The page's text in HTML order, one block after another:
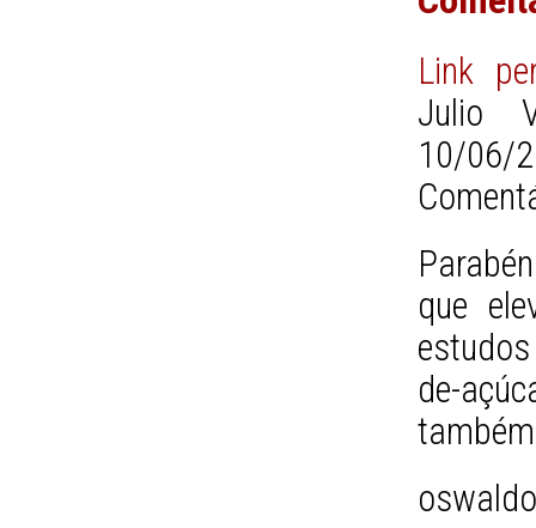
Link
Julio
10/06/
que
de-